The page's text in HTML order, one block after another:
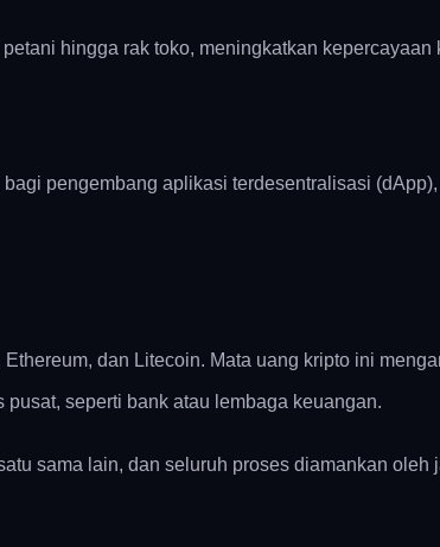
hingga rak toko, meningkatkan kepercayaan
pengembang aplikasi terdesentralisasi
dan Litecoin. Mata uang kripto ini
seperti bank atau lembaga keuangan.
sama lain, dan seluruh proses diamankan